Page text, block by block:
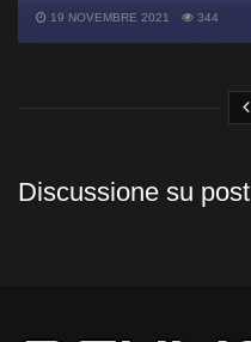
19 NOVEMBRE 2021 344
Discussione su post